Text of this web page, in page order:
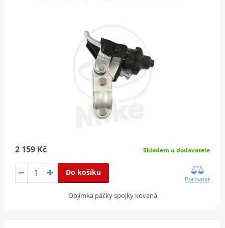
2 159 Kč Skladem u dodavatele
Do košíku
Porovnat
Objímka páčky spojky kovaná